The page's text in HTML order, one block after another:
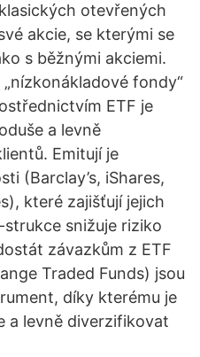
otevřených
akcie, se kterými se
s běžnými akciemi.
fondy“
ETF je
a levně
Emitují je
(Barclay’s, iShares,
které zajišťují jejich
snižuje riziko
závazkům z ETF
Traded Funds) jsou
díky kterému je
a levně diverzifikovat